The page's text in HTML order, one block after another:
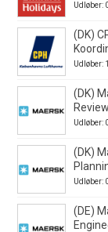
Udløber:
(DK)
Udløber:
(DK)
Udløber:
(DK)
Udløber:
(DE)